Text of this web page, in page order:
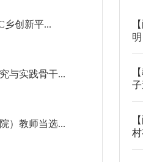
乡创新平...
与实践骨干...
）教师当选...